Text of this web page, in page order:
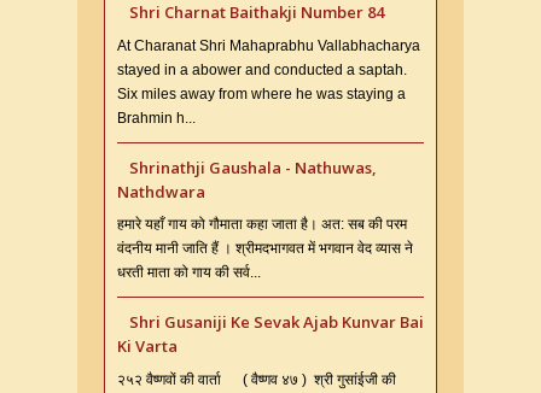
Shri Charnat Baithakji Number 84
At Charanat Shri Mahaprabhu Vallabhacharya
stayed in a abower and conducted a saptah.
Six miles away from where he was staying a
Brahmin h...
Shrinathji Gaushala - Nathuwas,
Nathdwara
हमारे यहाँ गाय को गौमाता कहा जाता है। अत: सब की परम
वंदनीय मानी जाति हैं । श्रीमदभागवत में भगवान वेद व्यास ने
धरती माता को गाय की सर्व...
Shri Gusaniji Ke Sevak Ajab Kunvar Bai
Ki Varta
२५२ वैष्णवों की वार्ता ( वैष्णव ४७ ) श्री गुसांईजी की